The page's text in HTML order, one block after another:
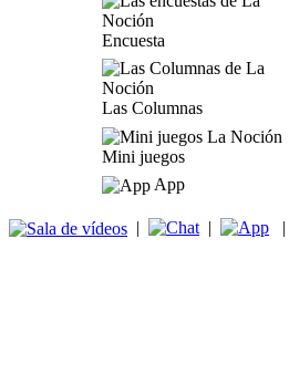
Encuesta
Las Columnas
Mini juegos
App
| |